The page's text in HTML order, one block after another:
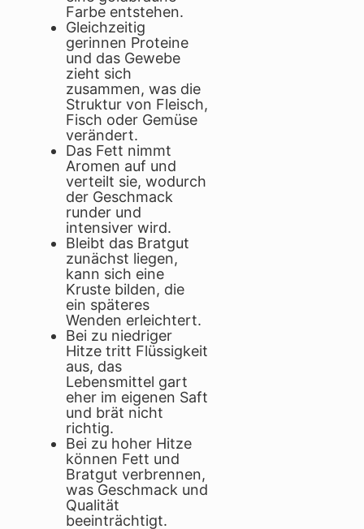
Farbe entstehen.
Gleichzeitig
gerinnen Proteine
und das Gewebe
zieht sich
zusammen, was die
Struktur von Fleisch,
Fisch oder Gemüse
verändert.
Das Fett nimmt
Aromen auf und
verteilt sie, wodurch
der Geschmack
runder und
intensiver wird.
Bleibt das Bratgut
zunächst liegen,
kann sich eine
Kruste bilden, die
ein späteres
Wenden erleichtert.
Bei zu niedriger
Hitze tritt Flüssigkeit
aus, das
Lebensmittel gart
eher im eigenen Saft
und brät nicht
richtig.
Bei zu hoher Hitze
können Fett und
Bratgut verbrennen,
was Geschmack und
Qualität
beeinträchtigt.